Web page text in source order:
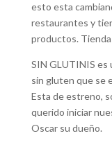
esto esta
restaurantes y
productos.
SIN GLUTINIS es
sin gluten que se
Esta de estreno,
querido iniciar
Oscar su dueño.